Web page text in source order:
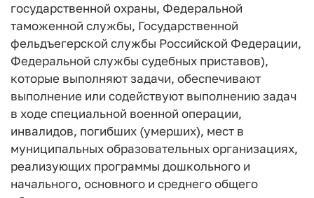
государственной охраны, Федеральной
таможенной службы, Государственной
фельдъегерской службы Российской Федерации,
Федеральной службы судебных приставов),
которые выполняют задачи, обеспечивают
выполнение или содействуют выполнению задач
в ходе специальной военной операции,
инвалидов, погибших (умерших), мест в
муниципальных образовательных организациях,
реализующих программы дошкольного и
начального, основного и среднего общего